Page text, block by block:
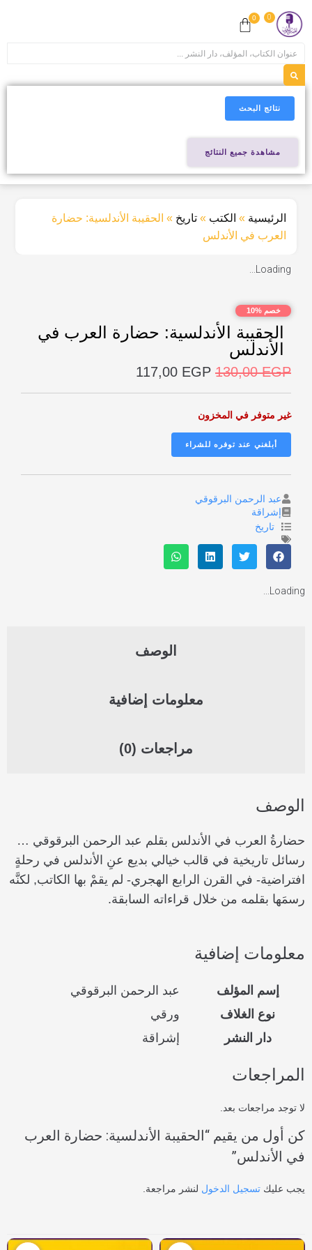
0
0
نتائج البحث
مشاهدة جميع النتائج
الرئيسية » الكتب »تاريخ » الحقيبة الأندلسية: حضارة
العرب في الأندلس
Loading...
خصم %10
الحقيبة الأندلسية: حضارة العرب في
الأندلس
130,00EGP
117,00 EGP
غير متوفر في المخزون
عبد الرحمن البرقوقي
إشراقة
تاريخ
Loading...
الوصف
معلومات إضافية
مراجعات (0)
الوصف
حضارةُ العرب في الأندلس بقلم عبد الرحمن البرقوقي …
رسائل تاريخية في قالب خيالي بديع عنِ الأندلس في رحلةٍ
افتراضية- في القرن الرابع الهجري- لم يقمْ بها الكاتب, لكنَّه
رسمَها بقلمه من خلال قراءاته السابقة.
معلومات إضافية
إسم المؤلف
عبد الرحمن البرقوقي
نوع الغلاف
ورقي
دار النشر
إشراقة
المراجعات
لا توجد مراجعات بعد.
كن أول من يقيم “الحقيبة الأندلسية: حضارة العرب
في الأندلس”
يجب عليك تسجيل الدخول لنشر مراجعة.